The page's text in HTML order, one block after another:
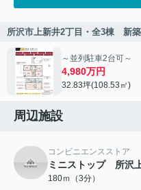
所沢市上新井2丁目・全3棟 新
～並列駐車2台可～
4,980万円
32.83坪(108.53㎡)
周辺施設
コンビニエンスストア
ミニストップ 所沢
180ｍ（3分）